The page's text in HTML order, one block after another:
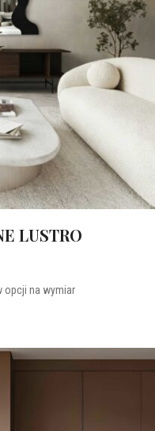
LUSTRO
opcji na wymiar